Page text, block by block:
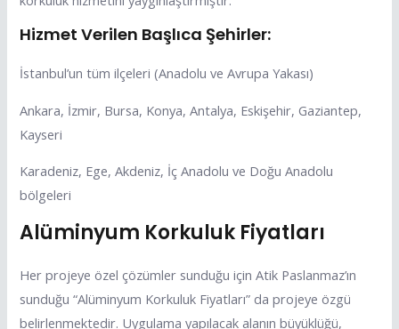
Hizmet Verilen Başlıca Şehirler:
İstanbul’un tüm ilçeleri (Anadolu ve Avrupa Yakası)
Ankara, İzmir, Bursa, Konya, Antalya, Eskişehir, Gaziantep,
Kayseri
Karadeniz, Ege, Akdeniz, İç Anadolu ve Doğu Anadolu
bölgeleri
Alüminyum Korkuluk Fiyatları
Her projeye özel çözümler sunduğu için Atik Paslanmaz’ın
sunduğu “Alüminyum Korkuluk Fiyatları” da projeye özgü
belirlenmektedir. Uygulama yapılacak alanın büyüklüğü,